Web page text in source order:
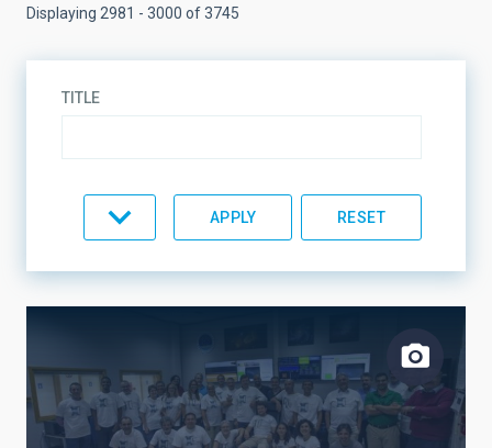
Displaying 2981 - 3000 of 3745
TITLE
LINES OF RESEARCH